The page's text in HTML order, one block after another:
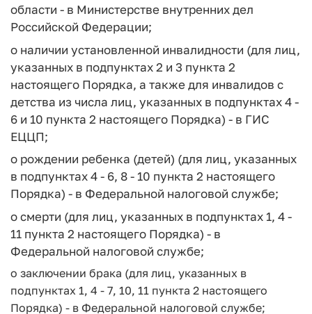
области - в Министерстве внутренних дел
Российской Федерации;
о наличии установленной инвалидности (для лиц,
указанных в подпунктах 2 и 3 пункта 2
настоящего Порядка, а также для инвалидов с
детства из числа лиц, указанных в подпунктах 4 -
6 и 10 пункта 2 настоящего Порядка) - в ГИС
ЕЦЦП;
о рождении ребенка (детей) (для лиц, указанных
в подпунктах 4 - 6, 8 - 10 пункта 2 настоящего
Порядка) - в Федеральной налоговой службе;
о смерти (для лиц, указанных в подпунктах 1, 4 -
11 пункта 2 настоящего Порядка) - в
Федеральной налоговой службе;
о заключении брака (для лиц, указанных в
подпунктах 1, 4 - 7, 10, 11 пункта 2 настоящего
Порядка) - в Федеральной налоговой службе;